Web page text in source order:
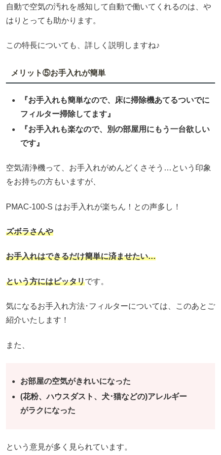
自動で空気の汚れを感知して自動で働いてくれるのは、や
はりとっても助かります。
この特長についても、詳しく説明しますね♪
メリット⑤お手入れが簡単
『お手入れも簡単なので、床に掃除機あてるついでに
フィルター掃除してます』
『お手入れも楽なので、別の部屋用にもう一台欲しい
です』
空気清浄機って、お手入れがめんどくさそう…という印象
をお持ちの方もいますが、
PMAC-100-S はお手入れが楽ちん！との声多し！
ズボラさんや
お手入れはできるだけ簡単に済ませたい…
という方にはピッタリです。
気になるお手入れ方法･フィルターについては、このあとご
紹介いたします！
また、
お部屋の空気がきれいになった
(花粉、ハウスダスト、犬･猫などの)アレルギー
がラクになった
という意見が多く見られています。